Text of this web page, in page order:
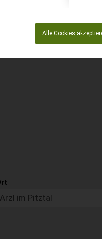
Alle Cookies